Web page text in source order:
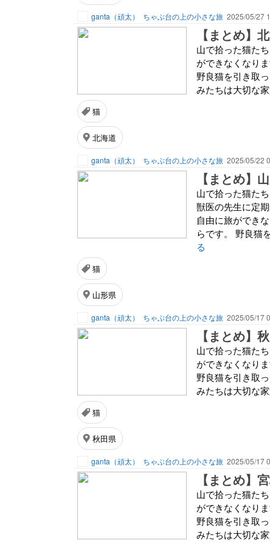
ganta（頑太） ちゃぶ台の上の小さな旅 2025/05/27
【まとめ】
山で拾った猫た
ができなくなり
野良猫を引き取
みたちは大切な
猫
北海道
ganta（頑太） ちゃぶ台の上の小さな旅 2025/05/22
【まとめ】
山で拾った猫た
獣医の先生に定
自由に旅ができ
らです。 野良猫
る
猫
山形県
ganta（頑太） ちゃぶ台の上の小さな旅 2025/05/17
【まとめ】
山で拾った猫た
ができなくなり
野良猫を引き取
みたちは大切な
猫
秋田県
ganta（頑太） ちゃぶ台の上の小さな旅 2025/05/17
【まとめ】
山で拾った猫た
ができなくなり
野良猫を引き取
みたちは大切な